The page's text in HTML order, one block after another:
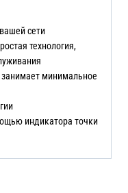
сети
технология,
минимальное
индикатора точки